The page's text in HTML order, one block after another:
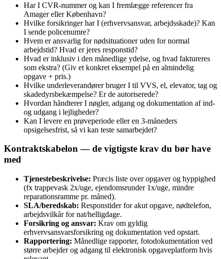
Har I CVR-nummer og kan I fremlægge referencer fra
Amager eller København?
Hvilke forsikringer har I (erhvervsansvar, arbejdsskade)? Kan
I sende policenumre?
Hvem er ansvarlig for nødsituationer uden for normal
arbejdstid? Hvad er jeres responstid?
Hvad er inklusiv i den månedlige ydelse, og hvad faktureres
som ekstra? (Giv et konkret eksempel på en almindelig
opgave + pris.)
Hvilke underleverandører bruger I til VVS, el, elevator, tag og
skadedyrsbekæmpelse? Er de autoriserede?
Hvordan håndterer I nøgler, adgang og dokumentation af ind-
og udgang i lejligheder?
Kan I levere en prøveperiode eller en 3‑måneders
opsigelsesfrist, så vi kan teste samarbejdet?
Kontraktskabelon — de vigtigste krav du bør have
med
Tjenestebeskrivelse: Præcis liste over opgaver og hyppighed
(fx trappevask 2x/uge, ejendomsrunder 1x/uge, mindre
reparationsramme pr. måned).
SLA/beredskab: Responstider for akut opgave, nødtelefon,
arbejdsvilkår for nat/helligdage.
Forsikring og ansvar: Krav om gyldig
erhvervsansvarsforsikring og dokumentation ved opstart.
Rapportering: Månedlige rapporter, fotodokumentation ved
større arbejder og adgang til elektronisk opgaveplatform hvis